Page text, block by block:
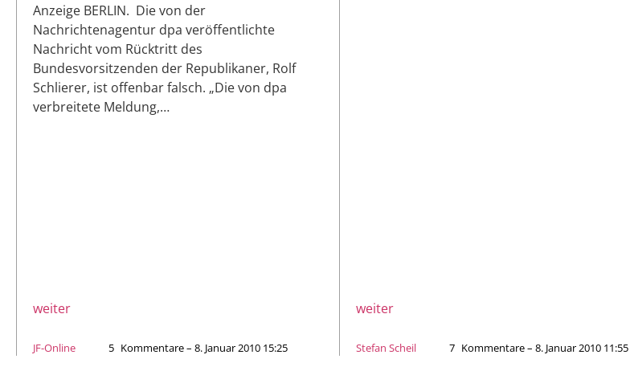
Anzeige BERLIN. Die von der
Nachrichtenagentur dpa veröffentlichte
Nachricht vom Rücktritt des
Bundesvorsitzenden der Republikaner, Rolf
Schlierer, ist offenbar falsch. „Die von dpa
verbreitete Meldung,…
weiter
JF-Online 5 Kommentare – 8. Januar 2010 15:25
weiter
Stefan Scheil 7 Kommentare – 8. Januar 2010 11:55